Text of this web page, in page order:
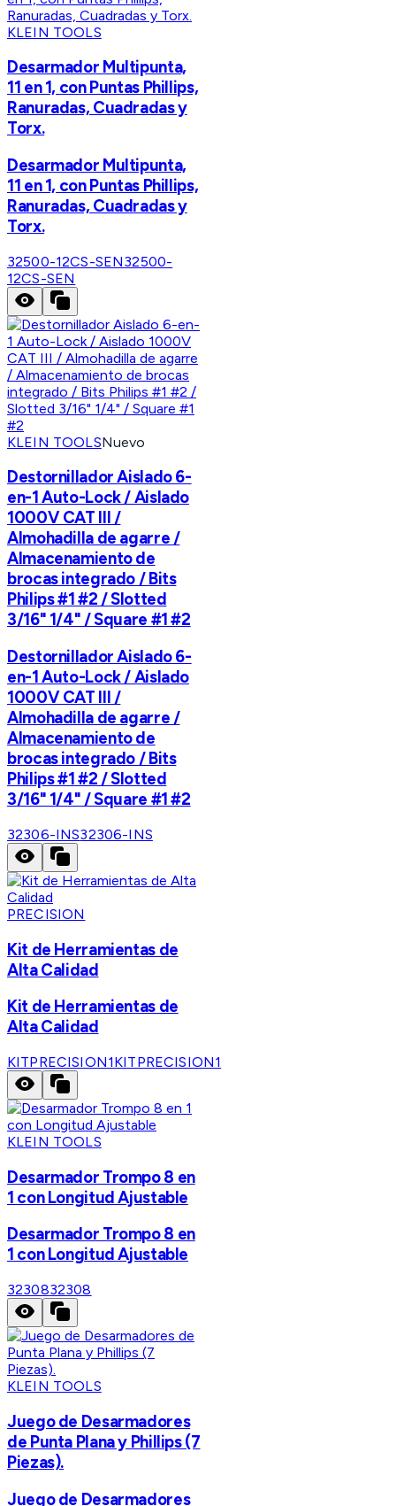
KLEIN TOOLS
Desarmador Multipunta,
11 en 1, con Puntas Phillips,
Ranuradas, Cuadradas y
Torx.
Desarmador Multipunta,
11 en 1, con Puntas Phillips,
Ranuradas, Cuadradas y
Torx.
32500-12CS-SEN32500-
12CS-SEN
KLEIN TOOLSNuevo
Destornillador Aislado 6-
en-1 Auto-Lock / Aislado
1000V CAT III /
Almohadilla de agarre /
Almacenamiento de
brocas integrado / Bits
Philips #1 #2 / Slotted
3/16" 1/4" / Square #1 #2
Destornillador Aislado 6-
en-1 Auto-Lock / Aislado
1000V CAT III /
Almohadilla de agarre /
Almacenamiento de
brocas integrado / Bits
Philips #1 #2 / Slotted
3/16" 1/4" / Square #1 #2
32306-INS32306-INS
PRECISION
Kit de Herramientas de
Alta Calidad
Kit de Herramientas de
Alta Calidad
KITPRECISION1KITPRECISION1
KLEIN TOOLS
Desarmador Trompo 8 en
1 con Longitud Ajustable
Desarmador Trompo 8 en
1 con Longitud Ajustable
3230832308
KLEIN TOOLS
Juego de Desarmadores
de Punta Plana y Phillips (7
Piezas).
Juego de Desarmadores